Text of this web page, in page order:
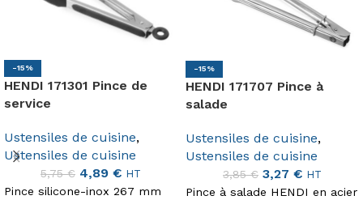
-15%
HENDI 171301 Pince de
service
Ustensiles de cuisine,
Ustensiles de cuisine
5,75€ 4,89 € HT
Pince silicone-inox 267 mm
-15%
HENDI 171707 Pince à
salade
Ustensiles de cuisine,
Ustensiles de cuisine
3,85€ 3,27 € HT
Pince à salade HENDI en acier